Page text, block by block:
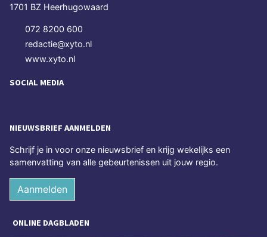
1701 BZ Heerhugowaard
072 8200 600
redactie@xyto.nl
www.xyto.nl
SOCIAL MEDIA
NIEUWSBRIEF AANMELDEN
Schrijf je in voor onze nieuwsbrief en krijg wekelijks een
samenvatting van alle gebeurtenissen uit jouw regio.
Aanmelden
ONLINE DAGBLADEN